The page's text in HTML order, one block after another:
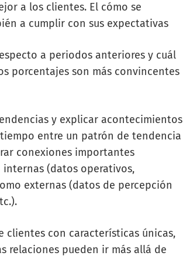
a los clientes. El cómo se
a cumplir con sus expectativas
a periodos anteriores y cuál
porcentajes son más convincentes
y explicar acontecimientos
entre un patrón de tendencia
conexiones importantes
(datos operativos,
externas (datos de percepción
clientes con características únicas,
relaciones pueden ir más allá de